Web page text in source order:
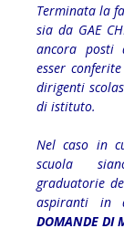
Terminata la
sia da GAE
ancora posti
esser
dirigenti
di istituto.
Nel caso in
scuola
graduatorie
aspiranti in
DOMANDE DI